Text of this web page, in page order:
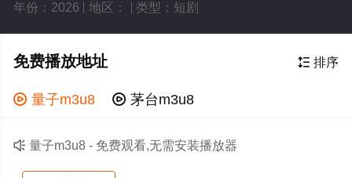
年份：2026
地区： 类型：短剧
 排序
免费播放地址
 量子m3u8  茅台m3u8
 量子m3u8 - 免费观看,无需安装播放器